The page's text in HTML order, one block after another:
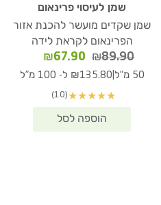
שמן לעיסוי פרינאום
שמן שקדים מועשר להכנת אזור
הפרינאום לקראת לידה
₪89.90
המחיר
המקורי
₪89.90.
₪67.90
המחיר
הנוכחי
50 מ"ל ₪135.80 ל- 100 מ"ל
★
★
★
★
★
(10)